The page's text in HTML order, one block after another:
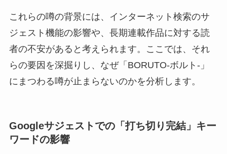
これらの噂の背景には、インターネット検索のサ
ジェスト機能の影響や、長期連載作品に対する読
者の不安があると考えられます。ここでは、それ
らの要因を深掘りし、なぜ「BORUTO-ボルト-」
にまつわる噂が止まらないのかを分析します。
Googleサジェストでの「打ち切り完結」キー
ワードの影響